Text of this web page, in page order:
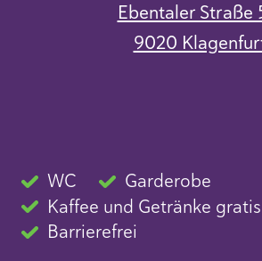
Ebentaler Straße
9020
WC
Garderobe
Kaffee und Getränke gratis
Barrierefrei